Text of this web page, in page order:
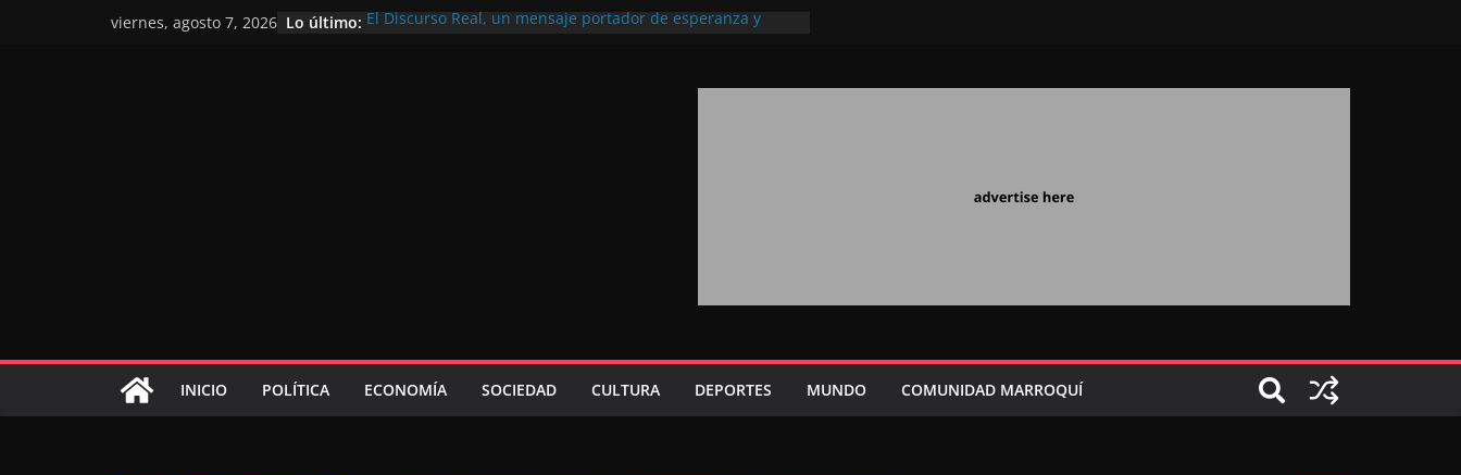
viernes, agosto 7, 2026 Lo último: El Discurso Real, un mensaje portador de esperanza y
Extranjero: al servicio de los grandes proyectos de
INICIO POLÍTICA ECONOMÍA SOCIEDAD CULTURA DEPORTES MUNDO COMUNIDAD MARROQUÍ